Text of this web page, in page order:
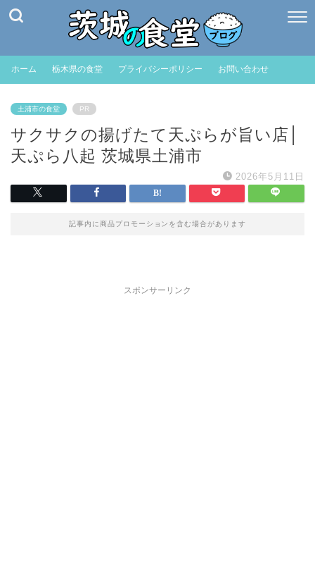
ホーム 栃木県の食堂 プライバシーポリシー お問い合わせ
土浦市の食堂 PR
サクサクの揚げたて天ぷらが旨い店│
天ぷら八起 茨城県土浦市
2026年5月11日
記事内に商品プロモーションを含む場合があります
スポンサーリンク